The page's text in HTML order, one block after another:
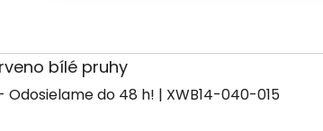
bílé pruhy
| XWB14-040-015